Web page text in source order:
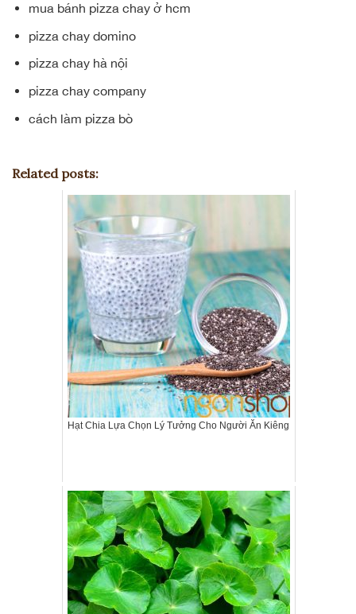
mua bánh pizza chay ở hcm
pizza chay domino
pizza chay hà nội
pizza chay company
cách làm pizza bò
Related posts:
Hạt Chia Lựa Chọn Lý Tưởng Cho Người Ăn Kiêng